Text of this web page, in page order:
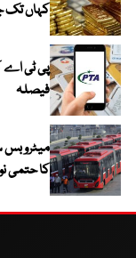
کہاں تک
پی ٹی اے
فیصلہ
کا حتمی